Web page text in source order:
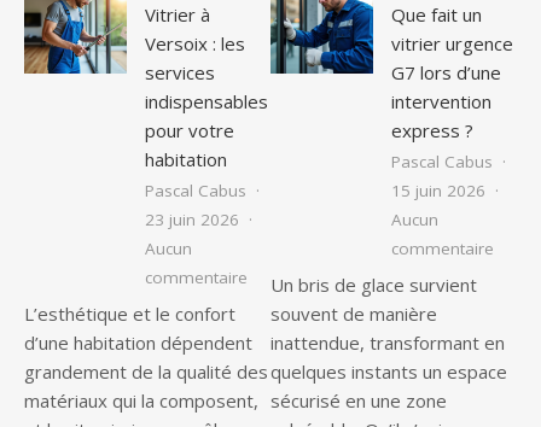
Vitrier à
Versoix : les
services
indispensables
pour votre
habitation
Pascal Cabus
23 juin 2026
Aucun
commentaire sur Vitrier à Versoix : les services
L’esthétique et le confort
d’une habitation dépendent
grandement de la qualité des
matériaux qui la composent,
Que fait un
vitrier urgence
G7 lors d’une
intervention
express ?
Pascal Cabus
15 juin 2026
Aucun
commentaire
Un bris de glace survient
souvent de manière
inattendue, transformant en
quelques instants un espace
sécurisé en une zone